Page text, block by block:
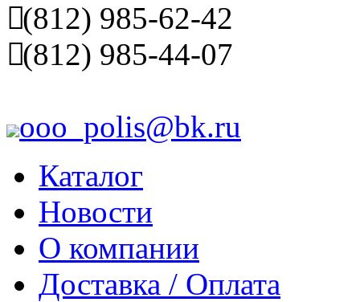
(812) 985-62-42
(812) 985-44-07
ooo_polis@bk.ru
Каталог
Новости
О компании
Доставка / Оплата